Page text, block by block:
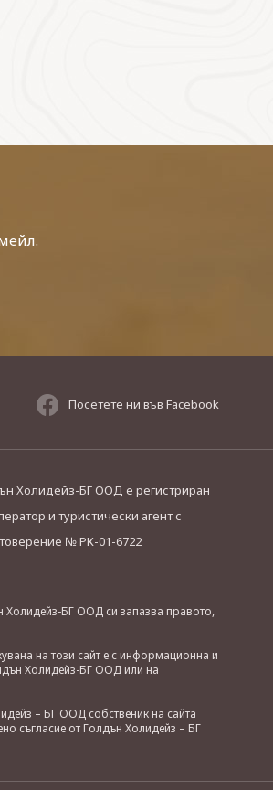
Посетете ни във Facebook
Холидейз-БГ ООД е регистриран
и туристически агент с
№ РК-01-6722
Холидейз-БГ ООД си запазва правото,
на този сайт е с информационна и
Холидейз-БГ ООД или на
– БГ ООД собственик на сайта
съгласие от Голдън Холидейз – БГ